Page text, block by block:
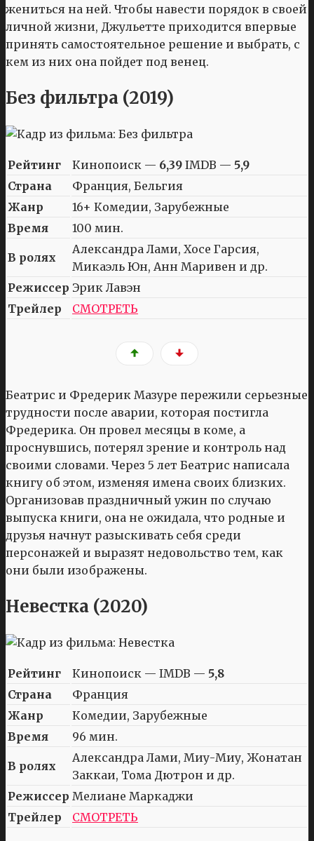
жениться на ней. Чтобы навести порядок в своей
личной жизни, Джульетте приходится впервые
принять самостоятельное решение и выбрать, с
кем из них она пойдет под венец.
Без фильтра (2019)
Рейтинг Кинопоиск — 6,39 IMDB — 5,9
Страна
Франция, Бельгия
Жанр
16+ Комедии, Зарубежные
Время
100 мин.
В ролях
Александра Лами, Хосе Гарсия,
Микаэль Юн, Анн Маривен и др.
Режиссер Эрик Лавэн
Трейлер
СМОТРЕТЬ
Беатрис и Фредерик Мазуре пережили серьезные
трудности после аварии, которая постигла
Фредерика. Он провел месяцы в коме, а
проснувшись, потерял зрение и контроль над
своими словами. Через 5 лет Беатрис написала
книгу об этом, изменяя имена своих близких.
Организовав праздничный ужин по случаю
выпуска книги, она не ожидала, что родные и
друзья начнут разыскивать себя среди
персонажей и выразят недовольство тем, как
они были изображены.
Невестка (2020)
Рейтинг Кинопоиск — IMDB — 5,8
Страна
Франция
Жанр
Комедии, Зарубежные
Время
96 мин.
В ролях
Александра Лами, Миу-Миу, Жонатан
Заккаи, Тома Дютрон и др.
Режиссер Мелиане Маркаджи
Трейлер
СМОТРЕТЬ